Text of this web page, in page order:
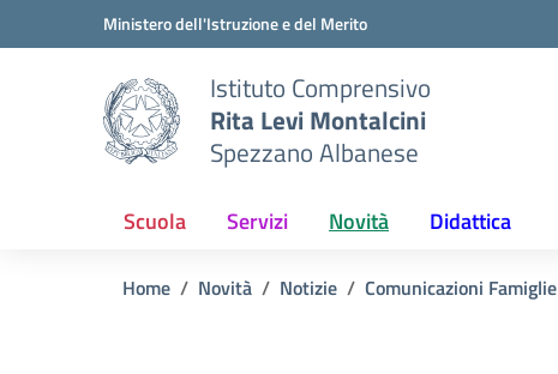
Vai ai contenuti
Vai al menu di navigazioneMinistero dell'Istruzione e del Merito
Istituto Comprensivo
Rita Levi Montalcini
Spezzano Albanese
Scuola Servizi Novità Didattica
Home Novità Notizie Comunicazioni Famiglie